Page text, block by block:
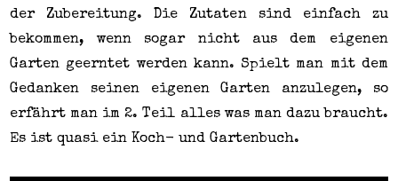
der Zubereitung. Die Zutaten sind einfach zu
bekommen, wenn sogar nicht aus dem eigenen
Garten geerntet werden kann. Spielt man mit dem
Gedanken seinen eigenen Garten anzulegen, so
erfährt man im 2. Teil alles was man dazu braucht.
Es ist quasi ein Koch- und Gartenbuch.